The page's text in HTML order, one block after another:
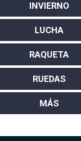
INVIERNO
LUCHA
RAQUETA
RUEDAS
MÁS